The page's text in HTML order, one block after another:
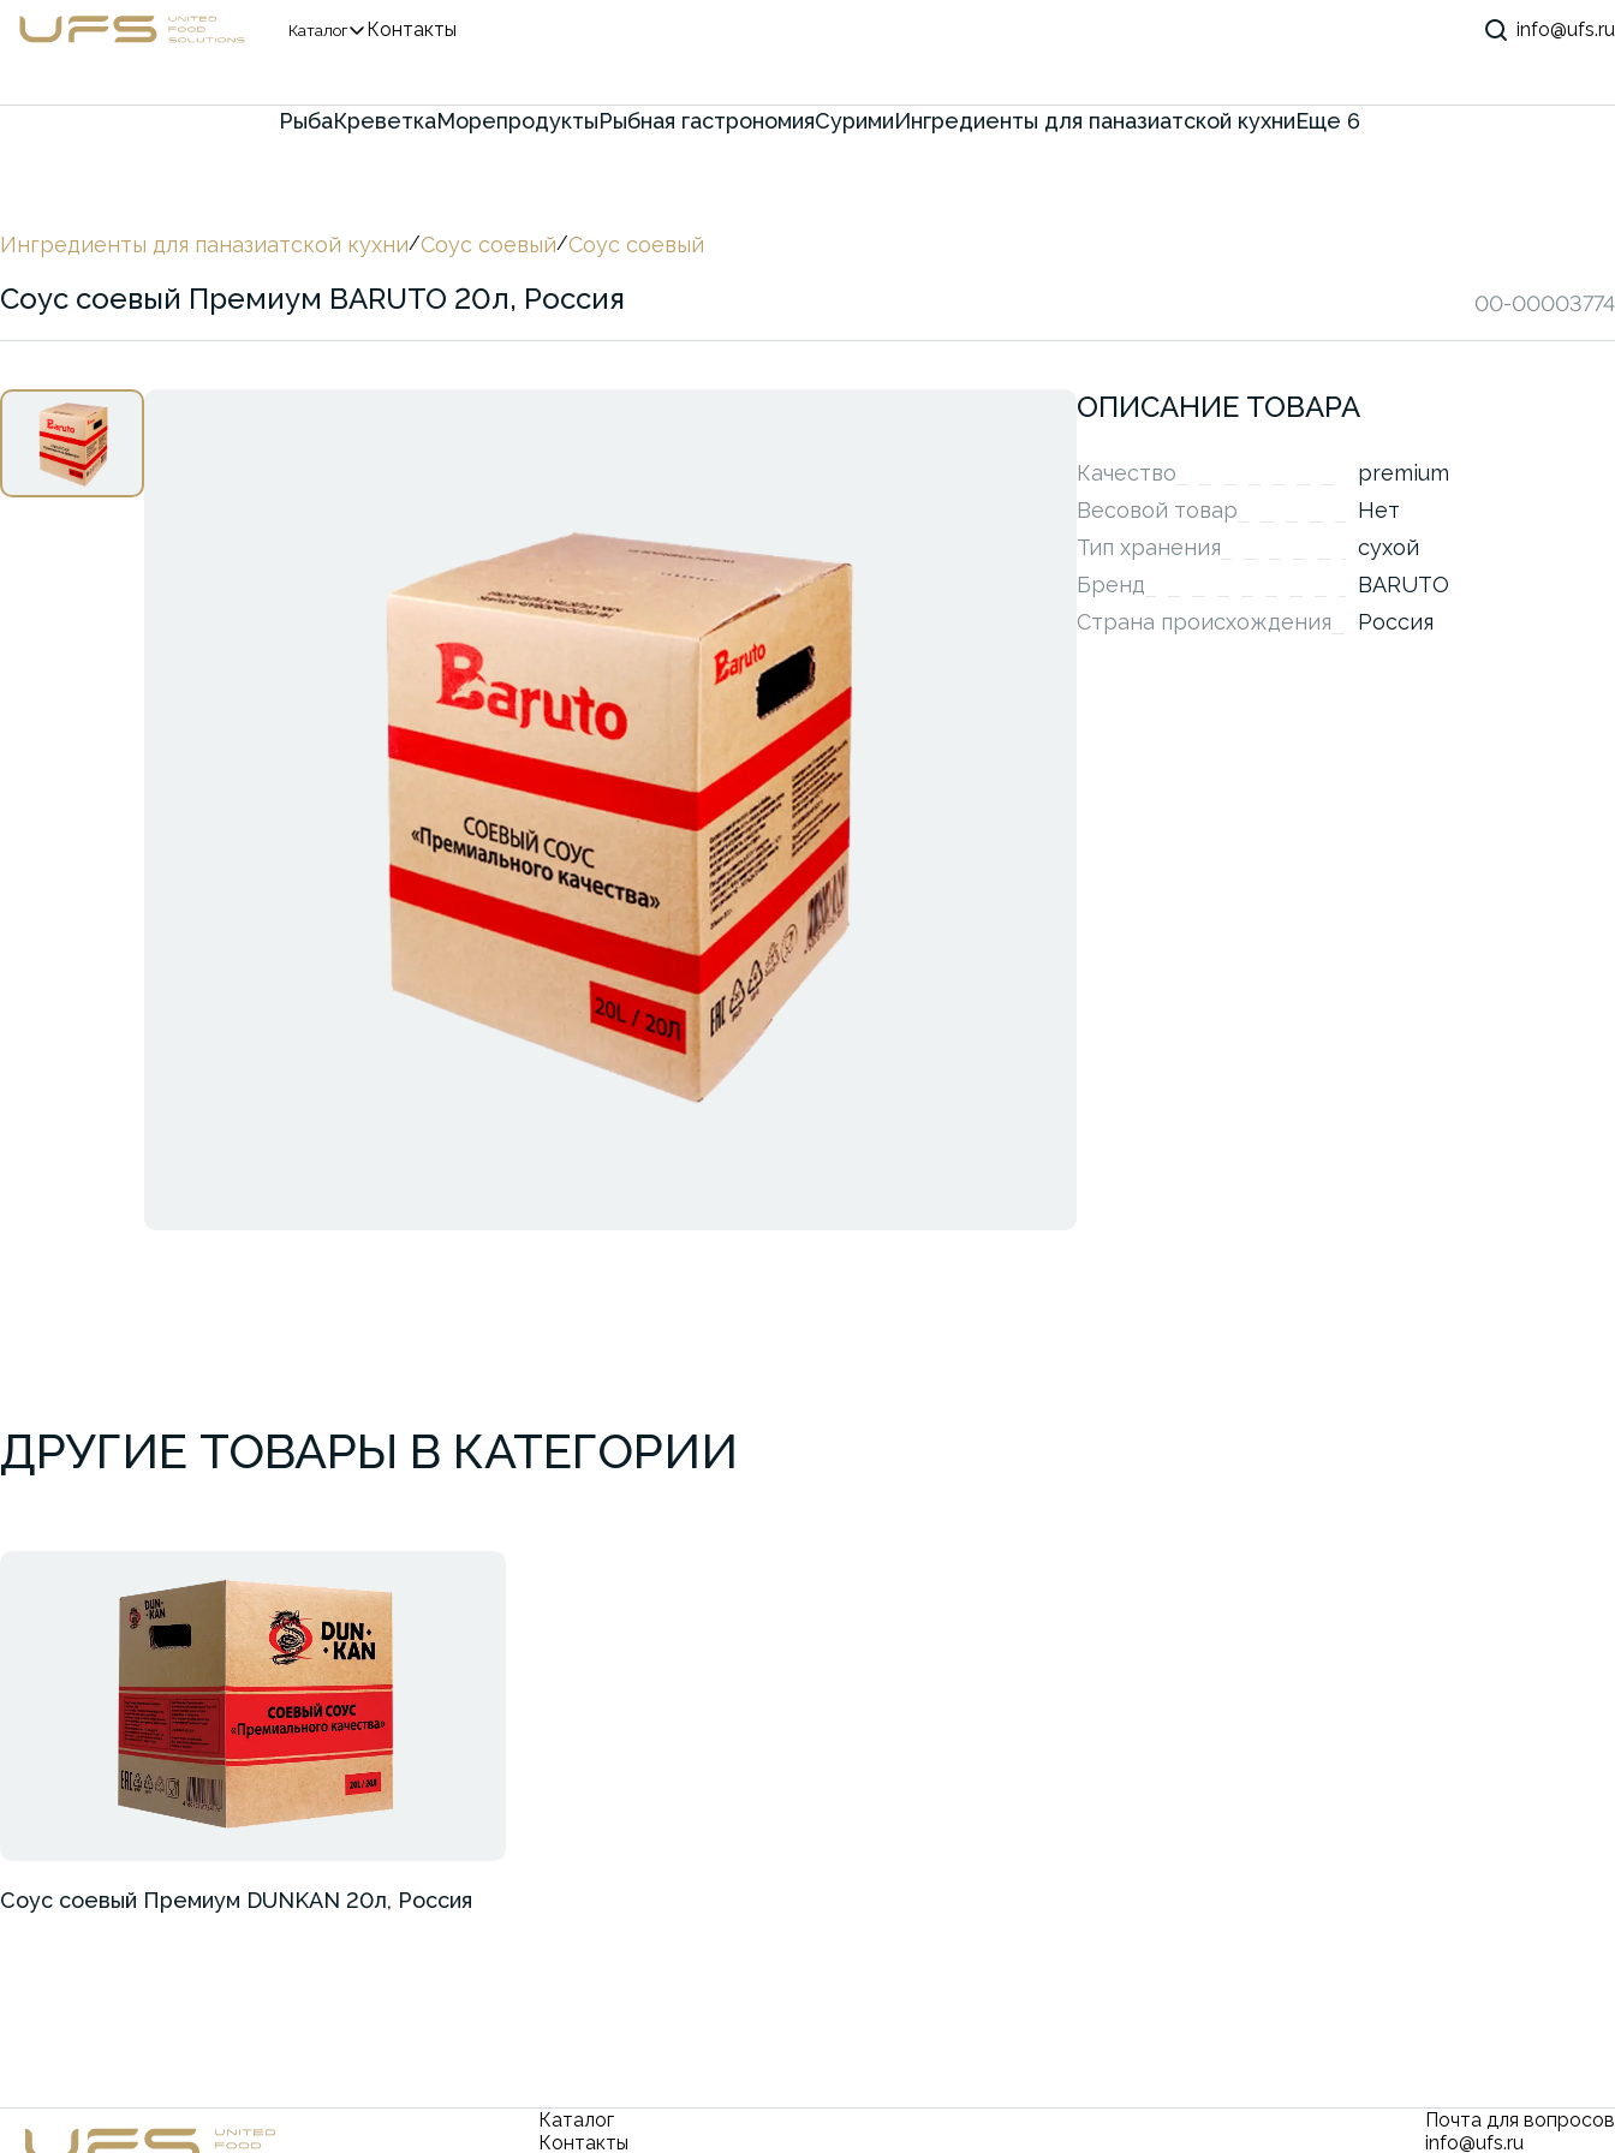
Каталог Контакты info@ufs.ru
РыбаКреветкаМорепродуктыРыбная гастрономияСуримиИнгредиенты для паназиатской кухниЕще 6
Ингредиенты для паназиатской кухни/Соус соевый/Соус соевый
Соус соевый Премиум BARUTO 20л, Россия 00-00003774
ОПИСАНИЕ ТОВАРА
Качество
premium
Весовой товар
Нет
Тип хранения
сухой
Бренд
BARUTO
Страна происхождения
Россия
ДРУГИЕ ТОВАРЫ В КАТЕГОРИИ
Соус соевый Премиум DUNKAN 20л, Россия
Каталог
Контакты
Почта для вопросов
info@ufs.ru